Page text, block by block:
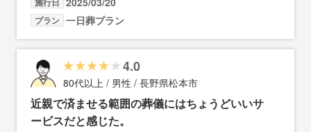
プラン 一日葬プラン
4.0
80代以上 / 男性 / 長野県松本市
近親で済ませる範囲の葬儀にはちょうどいいサ
ービスだと感じた。